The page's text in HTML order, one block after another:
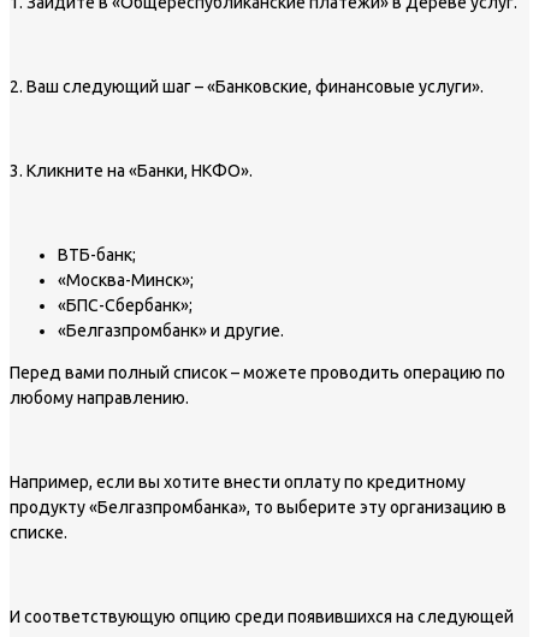
2. Ваш следующий шаг – «Банковские, финансовые услуги».
3. Кликните на «Банки, НКФО».
ВТБ-банк;
«Москва-Минск»;
«БПС-Сбербанк»;
«Белгазпромбанк» и другие.
Перед вами полный список – можете проводить операцию по
любому направлению.
Например, если вы хотите внести оплату по кредитному
продукту «Белгазпромбанка», то выберите эту организацию в
списке.
И соответствующую опцию среди появившихся на следующей